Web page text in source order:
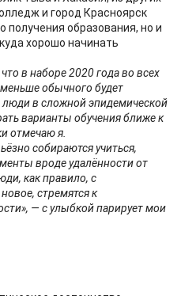
и город Красноярск
получения образования, но и
хорошо начинать
в наборе 2020 года во всех
обычного будет
в сложной эпидемической
варианты обучения ближе к
отмечаю я.
собираются учиться,
вроде удалённости от
как правило, с
стремятся к
— с улыбкой парирует мои